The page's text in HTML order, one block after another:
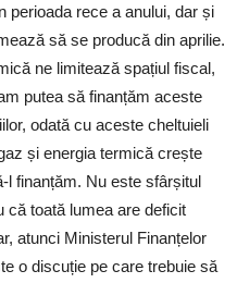
perioada rece a anului, dar și
să se producă din aprilie.
ne limitează spațiul fiscal,
putea să finanțăm aceste
odată cu aceste cheltuieli
și energia termică crește
l finanțăm. Nu este sfârșitul
că toată lumea are deficit
atunci Ministerul Finanțelor
o discuție pe care trebuie să